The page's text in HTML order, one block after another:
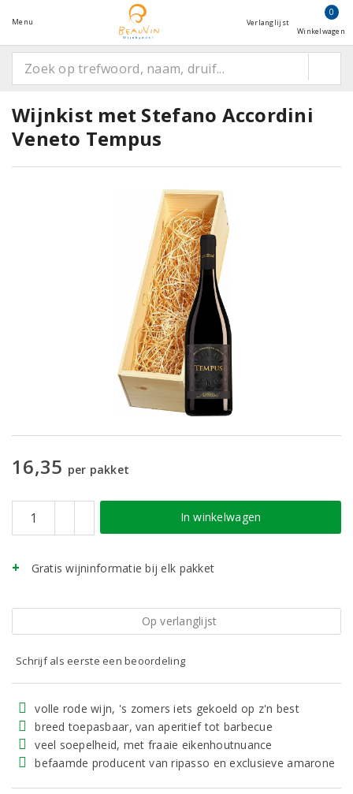
Menu Verlanglijst
0
Winkelwagen
Wijnkist met Stefano Accordini
Veneto Tempus
16,35 per pakket
In winkelwagen
Gratis wijninformatie bij elk pakket
Op verlanglijst
Schrijf als eerste een beoordeling
volle rode wijn, 's zomers iets gekoeld op z'n best
breed toepasbaar, van aperitief tot barbecue
veel soepelheid, met fraaie eikenhoutnuance
befaamde producent van ripasso en exclusieve amarone